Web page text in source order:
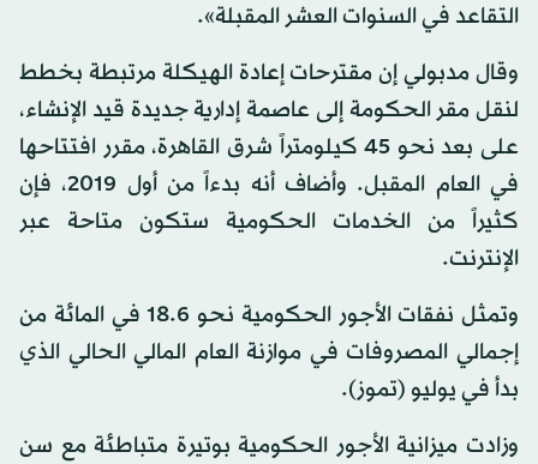
التقاعد في السنوات العشر المقبلة».
وقال مدبولي إن مقترحات إعادة الهيكلة مرتبطة بخطط
لنقل مقر الحكومة إلى عاصمة إدارية جديدة قيد الإنشاء،
على بعد نحو 45 كيلومتراً شرق القاهرة، مقرر افتتاحها
في العام المقبل. وأضاف أنه بدءاً من أول 2019، فإن
كثيراً من الخدمات الحكومية ستكون متاحة عبر
الإنترنت.
وتمثل نفقات الأجور الحكومية نحو 18.6 في المائة من
إجمالي المصروفات في موازنة العام المالي الحالي الذي
بدأ في يوليو (تموز).
وزادت ميزانية الأجور الحكومية بوتيرة متباطئة مع سن